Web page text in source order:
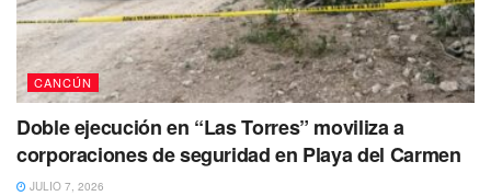
Tags: basura Cancun concierto
Daddy Yankee
Limpia pública
Municipio
CANCÚN
Doble ejecución en “Las Torres” moviliza a
corporaciones de seguridad en Playa del Carmen
JULIO 7, 2026